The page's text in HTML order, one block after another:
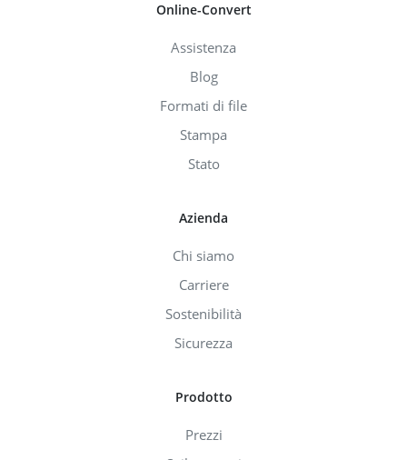
Online-Convert
Assistenza
Blog
Formati di file
Stampa
Stato
Azienda
Chi siamo
Carriere
Sostenibilità
Sicurezza
Prodotto
Prezzi